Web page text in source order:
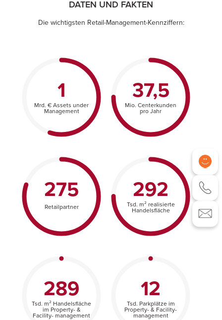
DATEN UND FAKTEN
Die wichtigsten Retail-Management-Kennziffern:
1
Mrd. € Assets under
Management
37,5
Mio. Centerkunden
pro Jahr
275
Retailpartner
292
Tsd. m² realisierte
Handelsfläche
289
Tsd. m² Handelsfläche
im Property- &
Facility- management
12
Tsd. Parkplätze im
Property- & Facility-
management